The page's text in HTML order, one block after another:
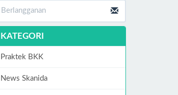
KATEGORI
Praktek BKK
News Skanida